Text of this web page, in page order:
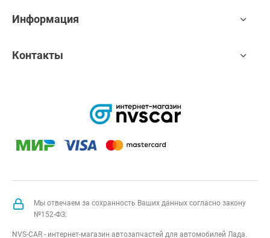
Информация
Контакты
Мы отвечаем за сохранность Ваших данных согласно закону
№152-ФЗ:
NVS-CAR - интернет-магазин автозапчастей для автомобилей Лада.